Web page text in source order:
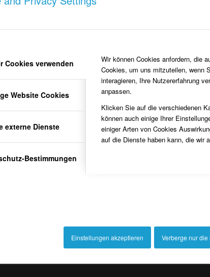
Cookies verwenden
Website Cookies
externe Dienste
Bestimmungen
Wir können Cookies anfordern, die
Cookies, um uns mitzuteilen, wenn
interagieren, Ihre Nutzererfahrung
anpassen.
Klicken Sie auf die verschiedenen
können auch einige Ihrer
einiger Arten von Cookies
auf die Dienste haben kann, die wir
Einstellungen akzeptieren Verberge nur
1931